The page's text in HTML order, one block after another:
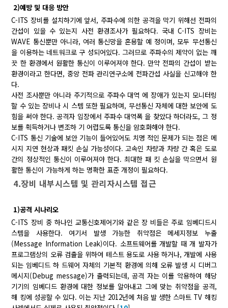
2)예방 및 대응 방안
C-ITS 장비를 설치하기에 앞서, 주파수에 의한 공격을 막기 위해선 전파의
간섭이 있을 수 있는지 사전 환경조사가 필요하다. 국내 C-ITS 장비는
WAVE 통신뿐만 아니라, 여러 통신망을 혼용할 예 정이며, 모두 무선통신
을 이용하는 네트워크로 구 성되어있다. 그러므로 주파수의 제약이 없는 깨
끗 한 환경에서 원활한 통신이 이루어져야 한다. 만약 전파의 간섭이 받는
환경이라고 한다면, 중앙 전파 관리연구소에 전파간섭 사실을 신고해야 한
다.
사전 조사뿐만 아니라 주기적으로 주파수 대역 에 장애가 있는지 모니터링
할 수 있는 장비나 시 스템 또한 필요하며, 무선통신 자체에 대한 보안에 도
힘을 써야 한다. 공격자 입장에서 주파수 대역폭 을 찾았다 하더라도, 그 정
보를 획득하거나 변조하 기 어렵도록 통신을 암호화해야 한다.
C-ITS 통신 기술에 보안 기능이 들어있어도 치명 적인 문제가 되는 점은 메
시지 지연 현상과 패킷 손실 가능성이다. 고속인 차량과 차량 간 혹은 도로
간의 정상적인 통신이 이루어져야 한다. 최대한 패 킷 손실을 막으면서 원
활한 통신이 가능하게 하는 명확한 표준 개정이 필요하다.
4.장비 내부시스템 및 관리자시스템 접근
1)공격 시나리오
C-ITS 장비 중 하나인 교통신호제어기와 같은 장 비들은 주로 임베디드시
스템을 사용한다. 여기서 발생 가능한 취약점은 메세지정보 누출
(Message Information Leak)이다. 소프트웨어를 개발할 때 개 발자가
프로그램상의 오류 검출을 위하여 테스트 용도로 사용 하거나, 개발에 사용
되는 임베디드 하 드웨어 자체의 기본적 환경에 의해 오류 발생 시 디버그
메시지(Debug message)가 출력되는데, 공격 자는 이를 악용하여 해당
기기의 임베디드 환경에 대한 정보를 알아내고 그에 맞는 취약점을 공격,
해 킹에 성공할 수 있다. 이는 지난 2012년에 처음 발 생한 스마트 TV 해킹